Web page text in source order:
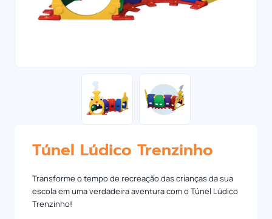
Túnel Lúdico Trenzinho
Transforme o tempo de recreação das crianças da sua
escola em uma verdadeira aventura com o Túnel Lúdico
Trenzinho!